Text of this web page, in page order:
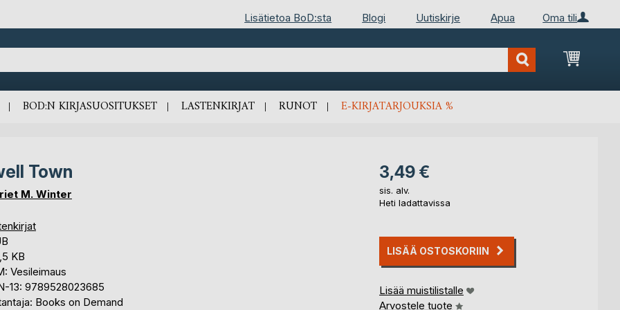
Oma tili
Lisätietoa BoD:sta Blogi Uutiskirje Apua
BOD:N KIRJASUOSITUKSET LASTENKIRJAT RUNOT E-KIRJATARJOUKSIA %
Town
M. Winter
KB
Vesileimaus
13: 9789528023685
Books on Demand
3,49 €
sis. alv.
Heti ladattavissa
LISÄÄ OSTOSKORIIN
Lisää muistilistalle
Arvostele tuote